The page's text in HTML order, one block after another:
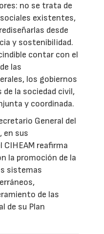
no se trata de
existentes,
desde
y sostenibilidad.
contar con el
las
los gobiernos
la sociedad civil,
y coordinada.
General del
en sus
reafirma
la promoción de la
sistemas
de las
de su Plan